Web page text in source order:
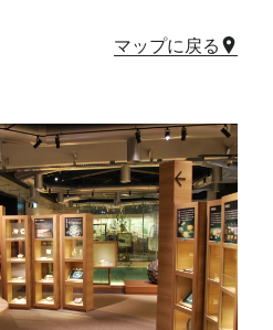
マップに戻る